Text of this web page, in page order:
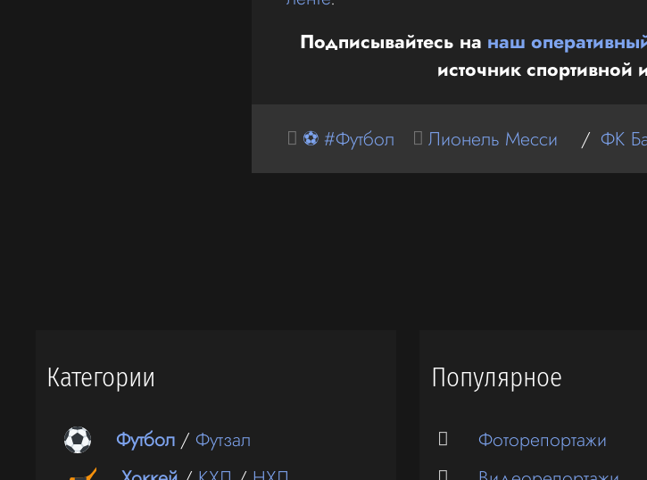
Подписывайтесь на наш
источник
⚽ #Футбол Лионель Месси / ФК
Категории
Футбол /Футзал
Популярное
Фоторепортажи